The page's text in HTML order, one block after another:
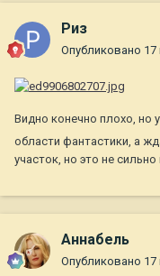
Риз
Опубликовано 17
Видно конечно плохо, но
области фантастики, а
участок, но это не
Aннaбель
Опубликовано 17